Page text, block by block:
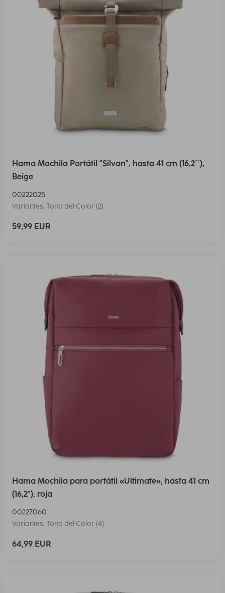
Hama Mochila Portátil "Silvan", hasta 41 cm (16,2´´),
Beige
00222025
Variantes: Tono del Color (2)
59,99 EUR
Hama Mochila para portátil «Ultimate», hasta 41 cm
(16,2"), roja
00227060
Variantes: Tono del Color (4)
64,99 EUR